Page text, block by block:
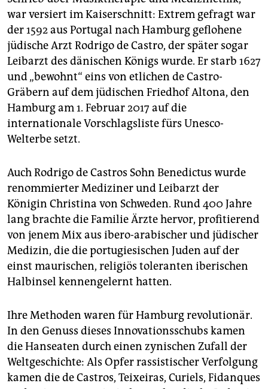
abo
genossenschaft
epaper login
war versiert im Kaiserschnitt: Extrem gefragt war
der 1592 aus Portugal nach Hamburg geflohene
jüdische Arzt Rodrigo de Castro, der später sogar
Leibarzt des dänischen Königs wurde. Er starb 1627
und „bewohnt“ eins von etlichen de Castro-
Gräbern auf dem jüdischen Friedhof Altona, den
Hamburg am 1. Februar 2017 auf die
internationale Vorschlagsliste fürs Unesco-
Welterbe setzt.
Auch Rodrigo de Castros Sohn Benedictus wurde
renommierter Mediziner und Leibarzt der
Königin Christina von Schweden. Rund 400 Jahre
lang brachte die Familie Ärzte hervor, profitierend
von jenem Mix aus ibero-arabischer und jüdischer
Medizin, die die portugiesischen Juden auf der
einst maurischen, religiös toleranten iberischen
Halbinsel kennengelernt hatten.
Ihre Methoden waren für Hamburg revolutionär.
In den Genuss dieses Innovationsschubs kamen
die Hanseaten durch einen zynischen Zufall der
Weltgeschichte: Als Opfer rassistischer Verfolgung
kamen die de Castros, Teixeiras, Curiels, Fidanques